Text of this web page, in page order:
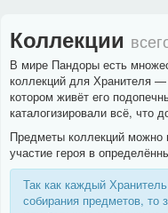
Коллекции
В мире Пандоры есть
коллекций для Хранителя —
котором живёт его
каталогизировали всё, что
Предметы коллекций можно
участие героя в
Так как каждый
собирания предметов, то